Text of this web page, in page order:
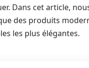
Dans cet article,
des produits
les plus élégantes.